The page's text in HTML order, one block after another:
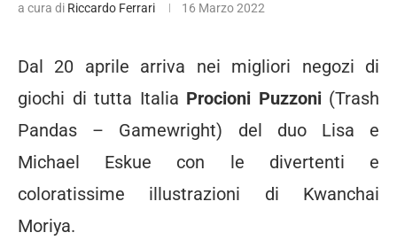
a cura di Riccardo Ferrari 16 Marzo 2022
Dal 20 aprile arriva nei migliori negozi di
giochi di tutta Italia Procioni Puzzoni(Trash
Pandas – Gamewright) del duo Lisa e
Michael Eskue con le divertenti e
coloratissime illustrazioni di Kwanchai
Moriya.